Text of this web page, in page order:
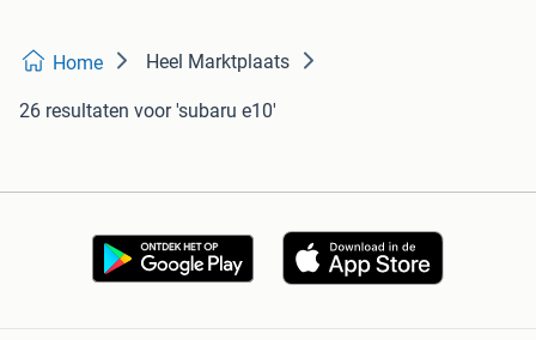
Home Heel Marktplaats
26 resultaten voor 'subaru e10'